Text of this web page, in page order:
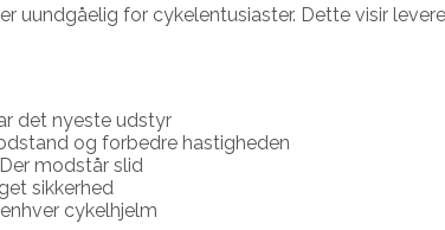
uundgåelig for cykelentusiaster. Dette visir
det nyeste udstyr
og forbedre hastigheden
modstår slid
sikkerhed
cykelhjelm